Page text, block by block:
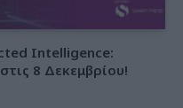
Intelligence:
8 Δεκεμβρίου!